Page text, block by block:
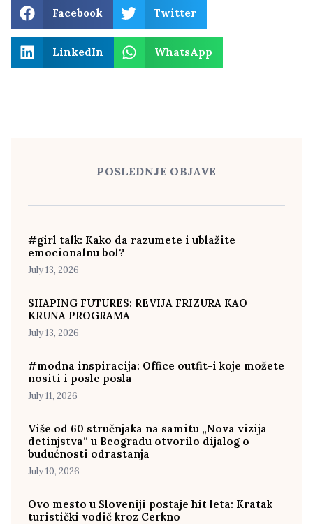
Facebook Twitter
LinkedIn WhatsApp
POSLEDNJE OBJAVE
#girl talk: Kako da razumete i ublažite
emocionalnu bol?
July 13, 2026
SHAPING FUTURES: REVIJA FRIZURA KAO
KRUNA PROGRAMA
July 13, 2026
#modna inspiracija: Office outfit-i koje možete
nositi i posle posla
July 11, 2026
Više od 60 stručnjaka na samitu „Nova vizija
detinjstva“ u Beogradu otvorilo dijalog o
budućnosti odrastanja
July 10, 2026
Ovo mesto u Sloveniji postaje hit leta: Kratak
turistički vodič kroz Cerkno